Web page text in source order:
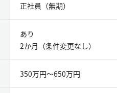
正社員（無期）
あり
2か月（条件変更なし）
350万円〜650万円